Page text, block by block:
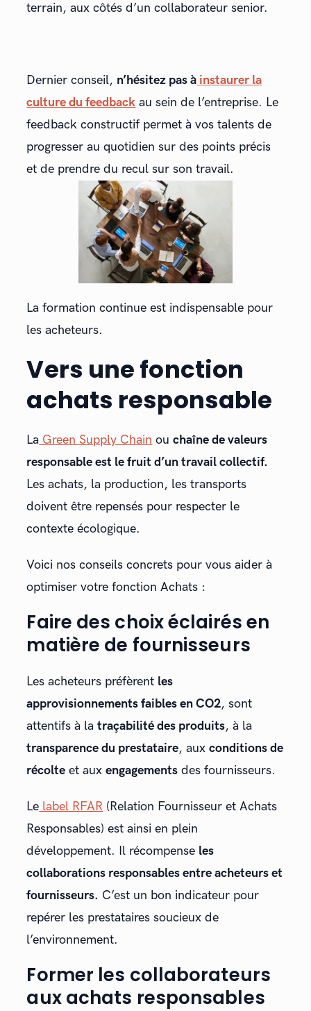
terrain, aux côtés d’un collaborateur senior.
Dernier conseil, n’hésitez pas à instaurer la
culture du feedback au sein de l’entreprise. Le
feedback constructif permet à vos talents de
progresser au quotidien sur des points précis
et de prendre du recul sur son travail.
La formation continue est indispensable pour
les acheteurs.
Vers une fonction
achats responsable
La Green Supply Chain ouchaîne de valeurs
responsable est le fruit d’un travail collectif.
Les achats, la production, les transports
doivent être repensés pour respecter le
contexte écologique.
Voici nos conseils concrets pour vous aider à
optimiser votre fonction Achats :
Faire des choix éclairés en
matière de fournisseurs
Les acheteurs préfèrent les
approvisionnements faibles en CO2, sont
attentifs à latraçabilité des produits, à la
transparence du prestataire, auxconditions de
récolte et auxengagements des fournisseurs.
Le label RFAR (Relation Fournisseur et Achats
Responsables) est ainsi en plein
développement. Il récompense les
collaborations responsables entre acheteurs et
fournisseurs. C’est un bon indicateur pour
repérer les prestataires soucieux de
l’environnement.
Former les collaborateurs
aux achats responsables